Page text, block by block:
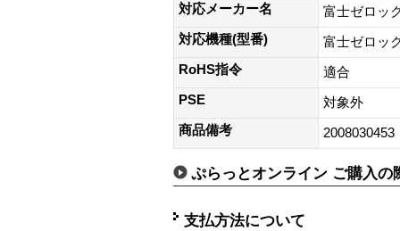
対応メーカー名
富士ゼロッ
対応機種(型番)
富士ゼロッ
RoHS指令
適合
PSE
対象外
商品備考
2008030453
ぷらっとオンライン ご購入の
支払方法について